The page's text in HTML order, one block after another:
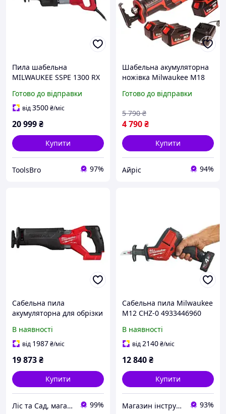
Пила шабельна
MILWAUKEE SSPE 1300 RX
Готово до відправки
від3500₴/міс
20 999₴
Купити
ToolsBro 97%
Шабельна акумуляторна
ножівка Milwaukee M18
інструмент для різання
регулюванням
Готово до відправки
4 790₴
5 790 ₴
Купити
Айріс 94%
Сабельна пила
акумуляторна для обрізки
M18 FSZ-0 / Ножівка по
дереву та металу
В наявності
від 1987₴/міс
19 873₴
Купити
Ліс та Сад, магазин інструментів та садової техніки 99%
Сабельна пила Milwaukee
M12 CHZ-0 4933446960
В наявності
від2140₴/міс
12 840₴
Купити
Магазин інструментів "Lew-74" 93%